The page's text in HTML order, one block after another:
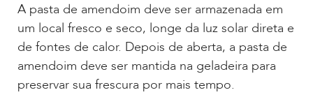
A pasta de amendoim deve ser armazenada em
um local fresco e seco, longe da luz solar direta e
de fontes de calor. Depois de aberta, a pasta de
amendoim deve ser mantida na geladeira para
preservar sua frescura por mais tempo.